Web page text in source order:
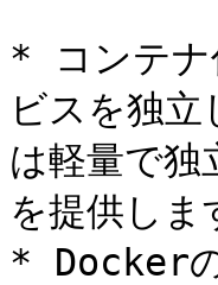
* コンテナ
ビスを独
は軽量で独
を提供しま
* Docker